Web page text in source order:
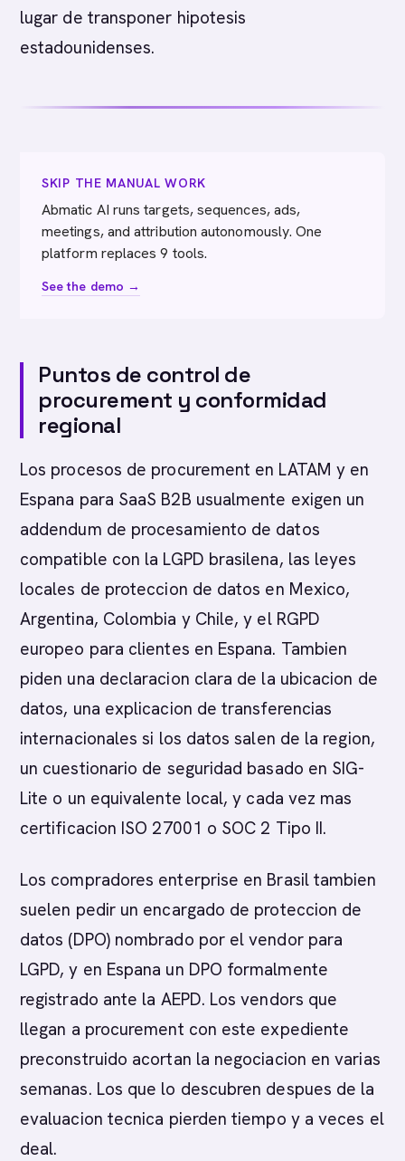
lugar de transponer hipotesis
estadounidenses.
SKIP THE MANUAL WORK
Abmatic AI runs targets, sequences, ads,
meetings, and attribution autonomously. One
platform replaces 9 tools.
See the demo →
Puntos de control de
procurement y conformidad
regional
Los procesos de procurement en LATAM y en
Espana para SaaS B2B usualmente exigen un
addendum de procesamiento de datos
compatible con la LGPD brasilena, las leyes
locales de proteccion de datos en Mexico,
Argentina, Colombia y Chile, y el RGPD
europeo para clientes en Espana. Tambien
piden una declaracion clara de la ubicacion de
datos, una explicacion de transferencias
internacionales si los datos salen de la region,
un cuestionario de seguridad basado en SIG-
Lite o un equivalente local, y cada vez mas
certificacion ISO 27001 o SOC 2 Tipo II.
Los compradores enterprise en Brasil tambien
suelen pedir un encargado de proteccion de
datos (DPO) nombrado por el vendor para
LGPD, y en Espana un DPO formalmente
registrado ante la AEPD. Los vendors que
llegan a procurement con este expediente
preconstruido acortan la negociacion en varias
semanas. Los que lo descubren despues de la
evaluacion tecnica pierden tiempo y a veces el
deal.